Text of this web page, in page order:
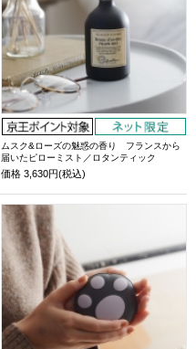
ムスク&ローズの魅惑の香り フランスから
届いたピローミスト／ロタンティック
価格 3,630円(税込)